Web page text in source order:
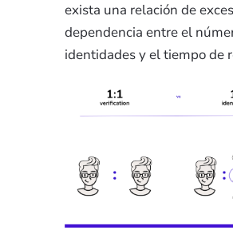
exista una relación de
dependencia entre el
identidades y el tiempo de